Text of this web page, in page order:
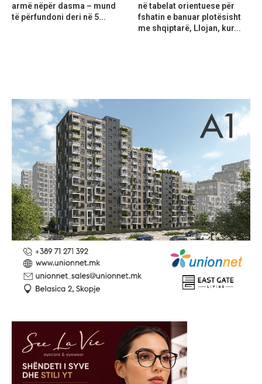
armë nëpër dasma – mund
të përfundoni deri në 5...
në tabelat orientuese për
fshatin e banuar plotësisht
me shqiptarë, Llojan, kur...